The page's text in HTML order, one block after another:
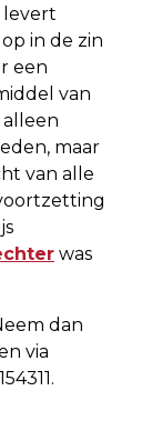
levert
in de zin
een
van
maar
van alle
was
dan
via